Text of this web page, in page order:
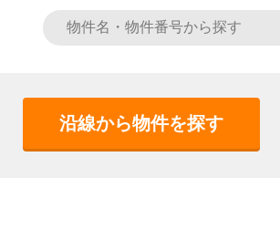
沿線から物件を探す